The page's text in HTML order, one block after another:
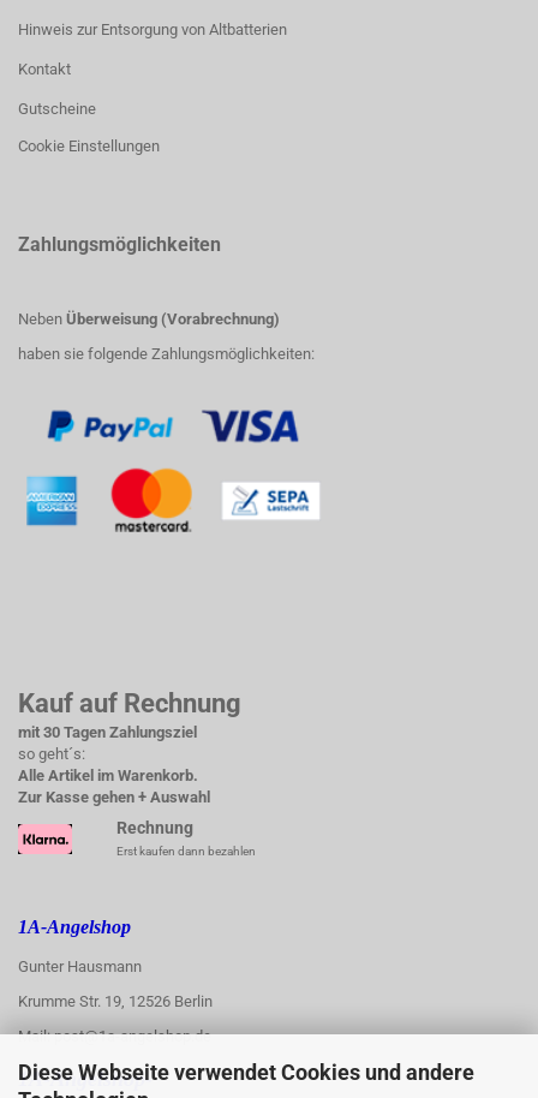
Diese Webseite verwendet Cookies und andere
Hinweis zur Entsorgung von Altbatterien
Kontakt
Gutscheine
Cookie Einstellungen
Zahlungsmöglichkeiten
Neben Überweisung (Vorabrechnung)
haben sie folgende Zahlungsmöglichkeiten:
Kauf auf Rechnung
mit 30 Tagen Zahlungsziel
so geht´s:
Alle Artikel im Warenkorb.
Zur Kasse gehen + Auswahl
Rechnung
Erst kaufen dann bezahlen
1A-Angelshop
Gunter Hausmann
Krumme Str. 19, 12526 Berlin
Mail: post@1a-angelshop.de
1A-Angelshop-